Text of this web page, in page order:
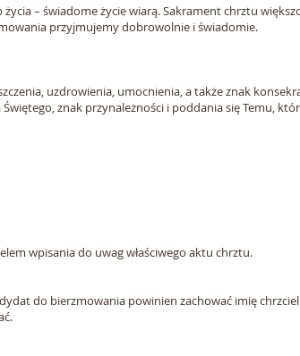
– świadome życie wiarą. Sakrament chrztu
przyjmujemy dobrowolnie i świadomie.
uzdrowienia, umocnienia, a także znak
znak przynależności i poddania się Temu,
wpisania do uwag właściwego aktu chrztu.
do bierzmowania powinien zachować imię